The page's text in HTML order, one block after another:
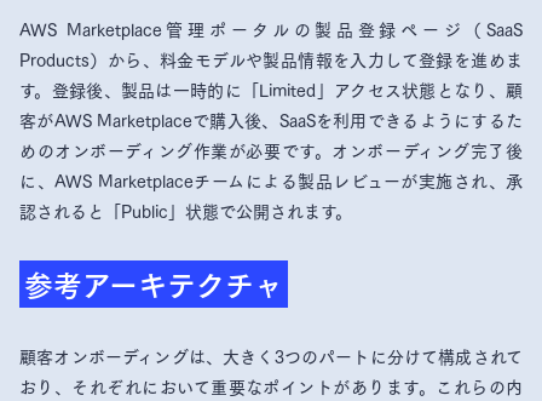
AWS Marketplace管理ポータルの製品登録ページ（SaaS
Products）から、料金モデルや製品情報を入力して登録を進めま
す。登録後、製品は一時的に「Limited」アクセス状態となり、顧
客がAWS Marketplaceで購入後、SaaSを利用できるようにするた
めのオンボーディング作業が必要です。オンボーディング完了後
に、AWS Marketplaceチームによる製品レビューが実施され、承
認されると「Public」状態で公開されます。
参考アーキテクチャ
顧客オンボーディングは、大きく3つのパートに分けて構成されて
おり、それぞれにおいて重要なポイントがあります。これらの内